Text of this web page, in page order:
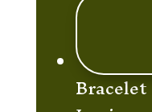
Bracelet